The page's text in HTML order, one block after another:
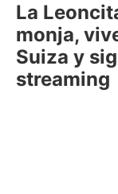
La
monja,
Suiza y
streaming